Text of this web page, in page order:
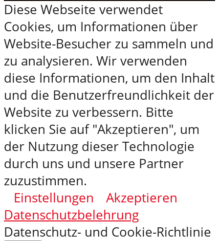
Diese Webseite verwendet
Cookies, um Informationen über
Website-Besucher zu sammeln und
zu analysieren. Wir verwenden
diese Informationen, um den Inhalt
und die Benutzerfreundlichkeit der
Website zu verbessern. Bitte
klicken Sie auf "Akzeptieren", um
der Nutzung dieser Technologie
durch uns und unsere Partner
zuzustimmen.
Einstellungen
Akzeptieren
Datenschutzbelehrung
Datenschutz- und Cookie-Richtlinie